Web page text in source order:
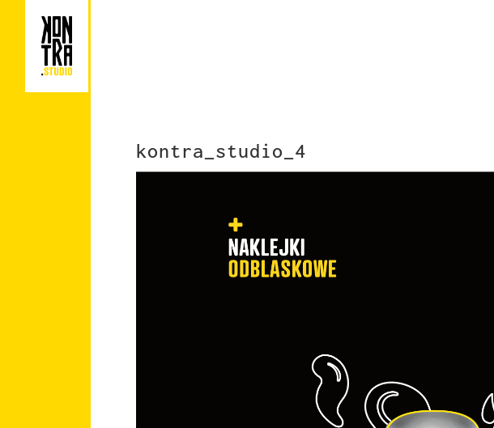
kontra_studio_4